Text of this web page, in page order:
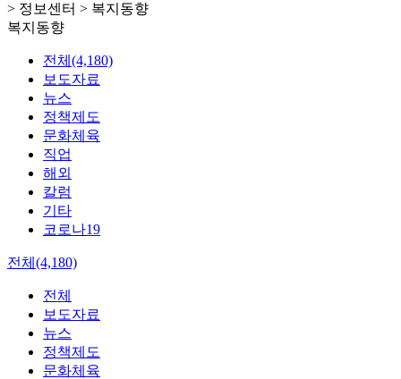
> 정보센터 > 복지동향
복지동향
전체(4,180)
보도자료
뉴스
정책제도
문화체육
직업
해외
칼럼
기타
코로나19
전체(4,180)
전체
보도자료
뉴스
정책제도
문화체육